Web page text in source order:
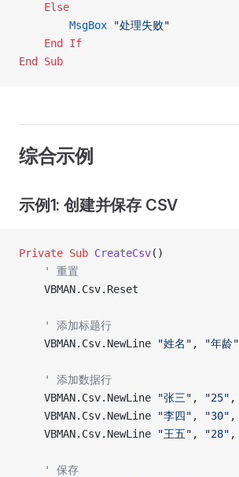
    Else
        MsgBox
"处理失败"
    End If
End Sub
综合示例
示例1: 创建并保存 CSV
Private Sub CreateCsv()
    ' 重置
    VBMAN.Csv.Reset
    ' 添加标题行
    VBMAN.Csv.NewLine
"姓名" , "年龄"
    ' 添加数据行
    VBMAN.Csv.NewLine
"张三" , "25" ,
    VBMAN.Csv.NewLine
"李四" , "30" ,
    VBMAN.Csv.NewLine
"王五" , "28" ,
    ' 保存